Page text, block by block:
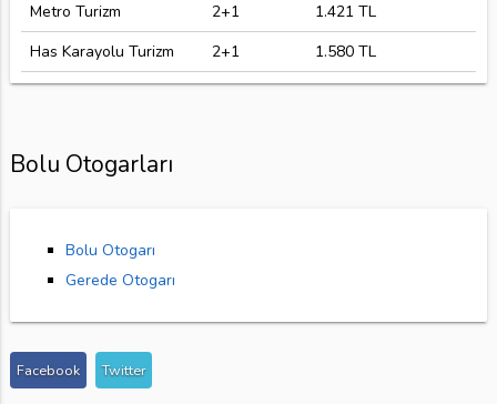
Metro Turizm
2+1
1.421 TL
Has Karayolu Turizm
2+1 1.580 TL
Bolu Otogarları
Bolu Otogarı
Gerede Otogarı
Facebook Twitter